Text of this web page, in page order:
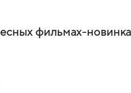
фильмах-